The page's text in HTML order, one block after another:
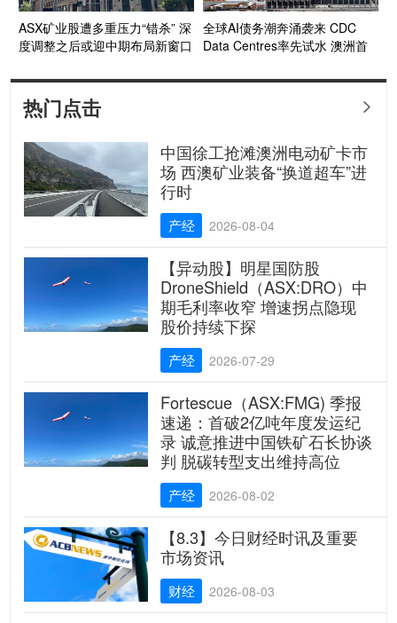
ASX矿业股遭多重压力“错杀” 深
度调整之后或迎中期布局新窗口
全球AI债务潮奔涌袭来 CDC
Data Centres率先试水 澳洲首
热门点击 
中国徐工抢滩澳洲电动矿卡市
场 西澳矿业装备“换道超车”进
行时
产经 2026-08-04
【异动股】明星国防股
DroneShield（ASX:DRO）中
期毛利率收窄 增速拐点隐现
股价持续下探
产经 2026-07-29
Fortescue（ASX:FMG) 季报
速递：首破2亿吨年度发运纪
录 诚意推进中国铁矿石长协谈
判 脱碳转型支出维持高位
产经 2026-08-02
【8.3】今日财经时讯及重要
市场资讯
财经 2026-08-03